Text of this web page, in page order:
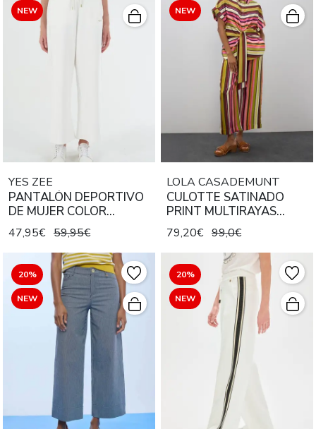
NEW
YES ZEE
PANTALÓN DEPORTIVO
DE MUJER COLOR
BLANCO CON DETALLES
DORADOS
47,95€ 59,95€
NEW
LOLA CASADEMUNT
CULOTTE SATINADO
PRINT MULTIRAYAS
CRUDO MULTICOLOR
79,20€ 99,0€
20%
NEW
20%
NEW